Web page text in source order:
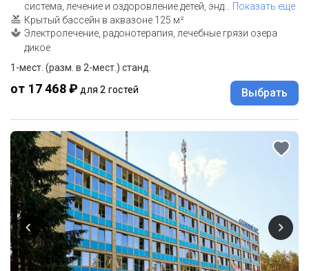
система, лечение и оздоровление детей, энд… Показать еще
Крытый бассейн в аквазоне 125 м²
Электролечение, радонотерапия, лечебные грязи озера
дикое
1-мест. (разм. в 2-мест.) станд.
от 17 468 ₽ для 2 гостей Выбрать